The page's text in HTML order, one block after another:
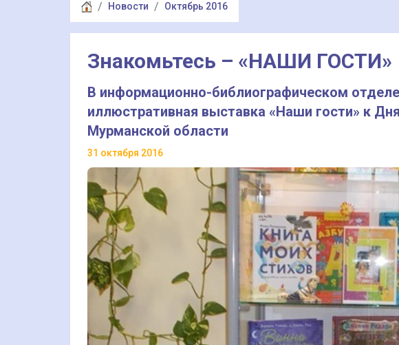
Новости Октябрь 2016
Знакомьтесь – «НАШИ ГОСТИ»
В информационно-библиографическом
иллюстративная выставка «Наши гости» к
Мурманской области
31 октября 2016